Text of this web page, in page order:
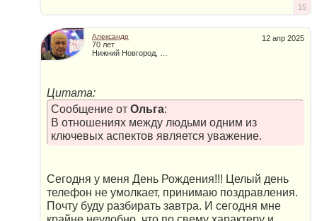
15
12 апр 2025
Александр
70 лет
Цитата:
Сообщение от Ольга:
В отношениях между людьми одним из
ключевых аспектов является уважение.
Сегодня у меня День Рождения!!! Целый день
телефон не умолкает, принимаю поздравления.
Почту буду разбирать завтра. И сегодня мне